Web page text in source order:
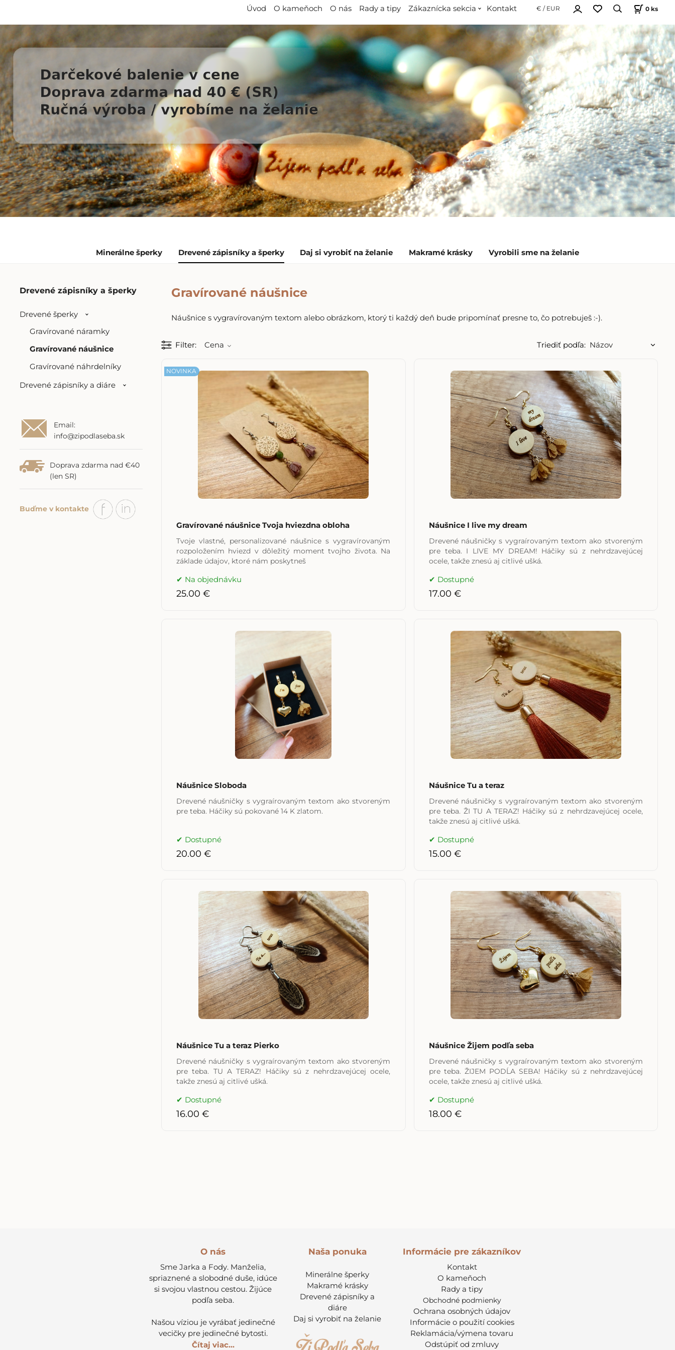
Úvod O kameňoch O nás Rady a tipy Zákaznícka sekcia Kontakt € / EUR 0 ks
Minerálne šperky Drevené zápisníky a šperky Daj si vyrobiť na želanie Makramé krásky Vyrobili sme na želanie
Drevené zápisníky a šperky
Drevené šperky
Gravírované náramky
Gravírované náušnice
Gravírované náhrdelníky
Drevené zápisníky a diáre
Email:
info@zipodlaseba.sk
Doprava zdarma nad €40
(len SR)
Buďme v kontakte
Gravírované náušnice
Náušnice s vygravírovaným textom alebo obrázkom, ktorý ti každý deň bude pripomínať presne to, čo potrebuješ :-).
Filter Cena Triediť podľa:
Gravírované náušnice Tvoja hviezdna obloha
Tvoje vlastné, personalizované náušnice s vygravírovaným
rozpoložením hviezd v dôležitý moment tvojho života. Na
základe údajov, ktoré nám poskytneš
NOVINKA
Na objednávku
25.00 €
Náušnice I live my dream
Drevené náušničky s vygraírovaným textom ako stvoreným
pre teba. I LIVE MY DREAM! Háčiky sú z nehrdzavejúcej
ocele, takže znesú aj citlivé ušká.
Dostupné
17.00 €
Náušnice Sloboda
Drevené náušničky s vygraírovaným textom ako stvoreným
pre teba. Háčiky sú pokované 14 K zlatom.
Dostupné
20.00 €
Náušnice Tu a teraz
Drevené náušničky s vygraírovaným textom ako stvoreným
pre teba. ŽI TU A TERAZ! Háčiky sú z nehrdzavejúcej ocele,
takže znesú aj citlivé ušká.
Dostupné
15.00 €
Náušnice Tu a teraz Pierko
Drevené náušničky s vygraírovaným textom ako stvoreným
pre teba. TU A TERAZ! Háčiky sú z nehrdzavejúcej ocele,
takže znesú aj citlivé ušká.
Dostupné
16.00 €
Náušnice Žijem podľa seba
Drevené náušničky s vygraírovaným textom ako stvoreným
pre teba. ŽIJEM PODĹA SEBA! Háčiky sú z nehrdzavejúcej
ocele, takže znesú aj citlivé ušká.
Dostupné
18.00 €
O nás
Sme Jarka a Fody. Manželia,
spriaznené a slobodné duše, idúce
si svojou vlastnou cestou. Žijúce
podľa seba.
Našou víziou je vyrábať jedinečné
vecičky pre jedinečné bytosti.
Čítaj viac...
Naša ponuka
Minerálne šperky
Makramé krásky
Drevené zápisníky a
diáre
Daj si vyrobiť na želanie
Informácie pre zákazníkov
Kontakt
O kameňoch
Rady a tipy
Obchodné podmienky
Ochrana osobných údajov
Informácie o použití cookies
Reklamácia/výmena tovaru
Odstúpiť od zmluvy